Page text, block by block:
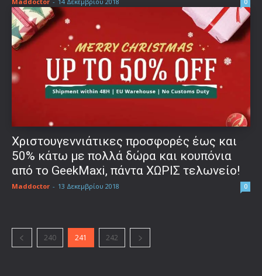
Χριστουγεννιάτικες προσφορές έως και
50% κάτω με πολλά δώρα και κουπόνια
από το GeekMaxi, πάντα ΧΩΡΙΣ τελωνείο!
Maddoctor - 13 Δεκεμβρίου 2018 0
240 241 242